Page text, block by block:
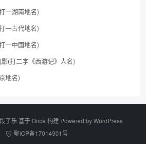
一湖南地名)
一古代地名)
一中国地名)
(打二字《西游记》人名)
地名)
子乐 基于 Once 构建 Powered byWordPress
鄂ICP备17014901号